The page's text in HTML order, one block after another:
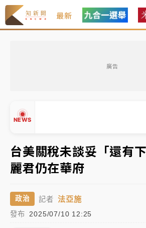
最新
廣告
NEWS
中颱白海豚環流掠北海！今明防劇
38度
周末精選｜ 慈濟遭詐10億完整始末
面手法 郭台銘、蔡英文成關鍵
周末精選｜ 跨境網購族注意！EZ
任 預算難關如何解？
台美關稅未談妥「還有
麗君仍在華府
政治 記者 法亞施
發布 2025/07/10 12:25